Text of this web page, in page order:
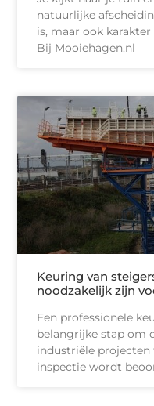
natuurlijke
is, maar ook
Bij Mooiehagen.nl
Keuring van
noodzakelijk zijn
Een professionele
belangrijke stap om
industriële projecten
inspectie wordt